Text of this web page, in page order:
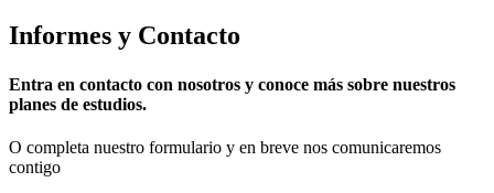
Informes y Contacto
Entra en contacto con nosotros y conoce más sobre nuestros
planes de estudios.
O completa nuestro formulario y en breve nos comunicaremos
contigo